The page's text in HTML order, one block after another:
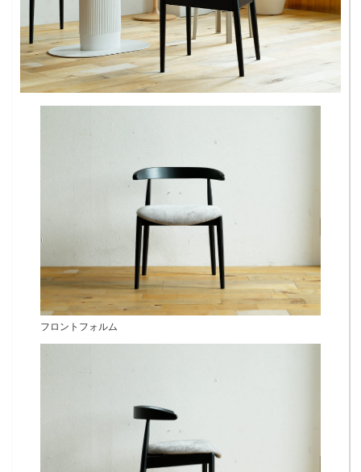
フロントフォルム